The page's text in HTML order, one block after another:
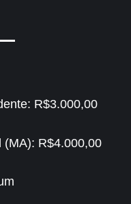
R$3.000,00
(MA): R$4.000,00